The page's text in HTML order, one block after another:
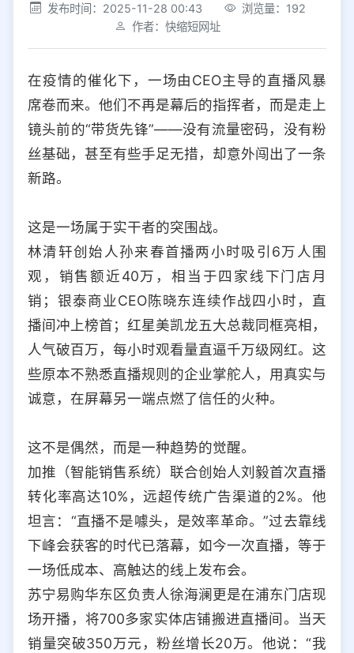
社交平台 电商平台
选择防红平台类型，避免链接被拦截
iOS Android PC 其他
选择允许访问的平台类型
发布时间：2025-11-28 00:43
浏览量：192
作者：快缩短网址
在疫情的催化下，一场由CEO主导的直播风暴
席卷而来。他们不再是幕后的指挥者，而是走上
镜头前的“带货先锋”——没有流量密码，没有粉
丝基础，甚至有些手足无措，却意外闯出了一条
新路。
这是一场属于实干者的突围战。
林清轩创始人孙来春首播两小时吸引6万人围
观，销售额近40万，相当于四家线下门店月
销；银泰商业CEO陈晓东连续作战四小时，直
播间冲上榜首；红星美凯龙五大总裁同框亮相，
人气破百万，每小时观看量直逼千万级网红。这
些原本不熟悉直播规则的企业掌舵人，用真实与
诚意，在屏幕另一端点燃了信任的火种。
这不是偶然，而是一种趋势的觉醒。
加推（智能销售系统）联合创始人刘毅首次直播
转化率高达10%，远超传统广告渠道的2%。他
坦言：“直播不是噱头，是效率革命。”过去靠线
下峰会获客的时代已落幕，如今一次直播，等于
一场低成本、高触达的线上发布会。
苏宁易购华东区负责人徐海澜更是在浦东门店现
场开播，将700多家实体店铺搬进直播间。当天
销量突破350万元，粉丝增长20万。他说：“我